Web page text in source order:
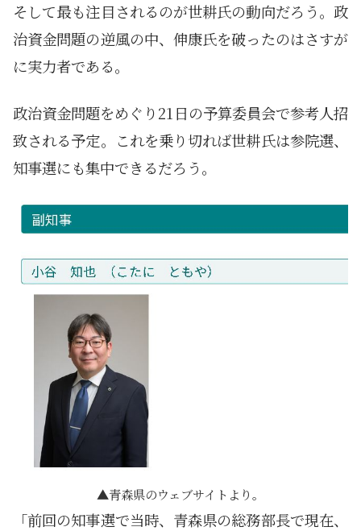
そして最も注目されるのが世耕氏の動向だろう。政
治資金問題の逆風の中、伸康氏を破ったのはさすが
に実力者である。
政治資金問題をめぐり21日の予算委員会で参考人招
致される予定。これを乗り切れば世耕氏は参院選、
知事選にも集中できるだろう。
青森県のウェブサイトより。
「前回の知事選で当時、青森県の総務部長で現在、